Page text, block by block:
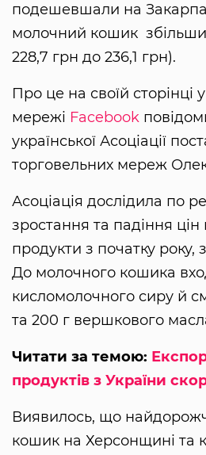
подешевшали на
молочний кошик
228,7 грн до 236,1 грн).
Про це на своїй сторінці
мережі Facebook
української Асоціації
торговельних мереж
Асоціація дослідила по
зростання та падіння цін
продукти з початку року,
До молочного кошика
кисломолочного сиру й
та 200 г вершкового
Читати за темою:
продуктів з України
Виявилось, що
кошик на Херсонщині та